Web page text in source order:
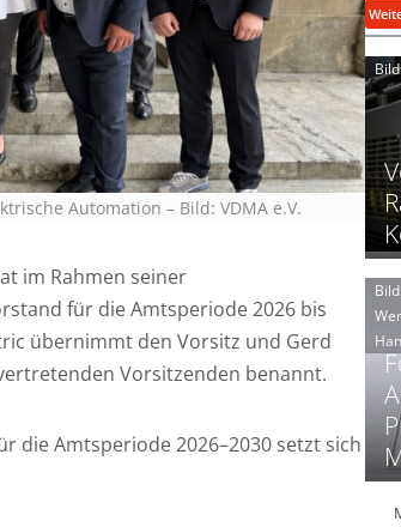
Automation – Bild: VDMA e.V.
im Rahmen seiner
für die Amtsperiode 2026 bis
übernimmt den Vorsitz und Gerd
Vorsitzenden benannt.
die Amtsperiode 2026–2030 setzt sich